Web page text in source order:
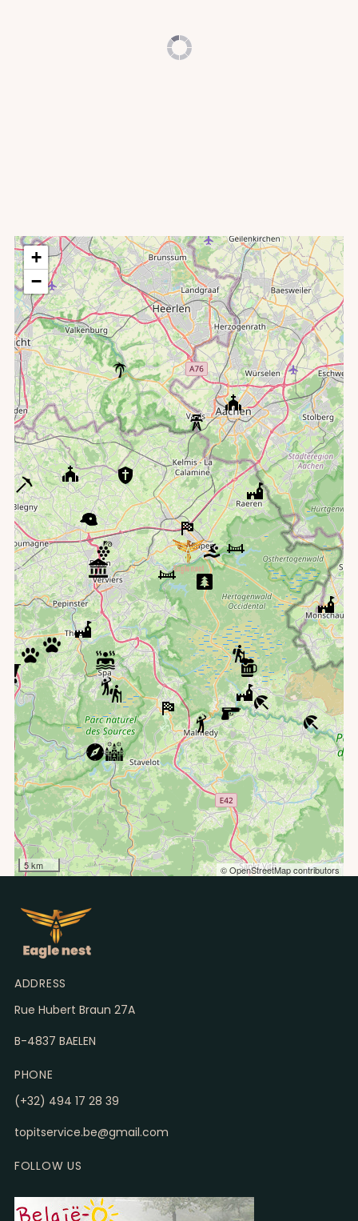
LAGO Waterpark Eupen Wetzlarbad
Arboretum van Mefferscheid
+
−
5 km © OpenStreetMap contributors
ADDRESS
Rue Hubert Braun 27A
B-4837 BAELEN
PHONE
(+32) 494 17 28 39
topitservice.be@gmail.com
FOLLOW US